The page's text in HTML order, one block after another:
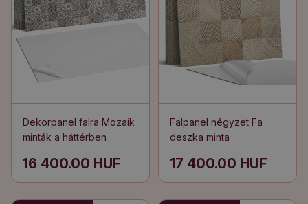
Dekorpanel falra Mozaik
minták a háttérben
16 400.00 HUF
Falpanel négyzet Fa
deszka minta
17 400.00 HUF